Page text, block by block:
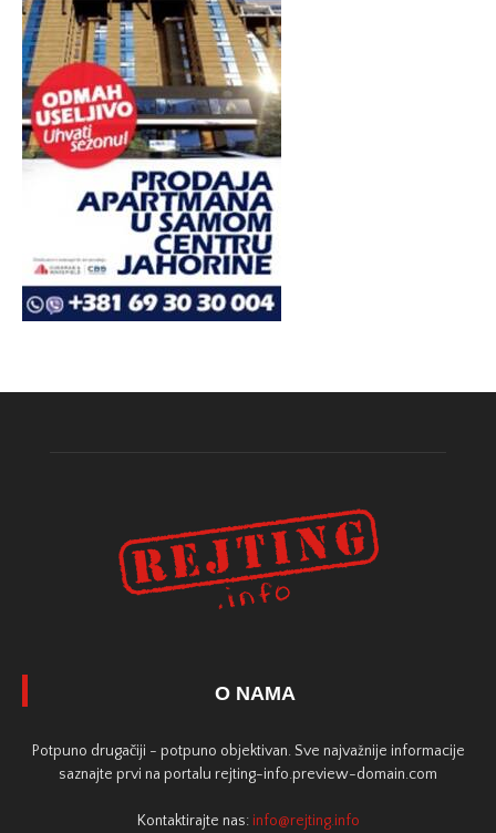
O NAMA
Potpuno drugačiji - potpuno objektivan. Sve najvažnije informacije
saznajte prvi na portalu rejting-info.preview-domain.com
Kontaktirajte nas: info@rejting.info